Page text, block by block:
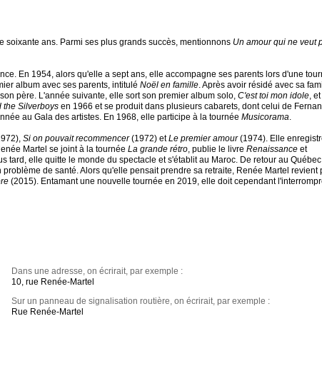
ans. Parmi ses plus grands succès, mentionnons Un amour qui ne veut
En 1954, alors qu'elle a sept ans, elle accompagne ses parents lors d'une
album avec ses parents, intitulé Noël en famille. Après avoir résidé avec sa
père. L'année suivante, elle sort son premier album solo, C'est toi mon idole,
the Silverboys en 1966 et se produit dans plusieurs cabarets, dont celui de
au Gala des artistes. En 1968, elle participe à la tournée Musicorama.
Si on pouvait recommencer(1972) etLe premier amour(1974). Elle
Martel se joint à la tournée La grande rétro, publie le livre Renaissance et
elle quitte le monde du spectacle et s'établit au Maroc. De retour au
de santé. Alors qu'elle pensait prendre sa retraite, Renée Martel revient
(2015). Entamant une nouvelle tournée en 2019, elle doit cependant
Dans une adresse, on écrirait, par exemple :
10, rue Renée-Martel
Sur un panneau de signalisation routière, on écrirait, par exemple :
Rue Renée-Martel